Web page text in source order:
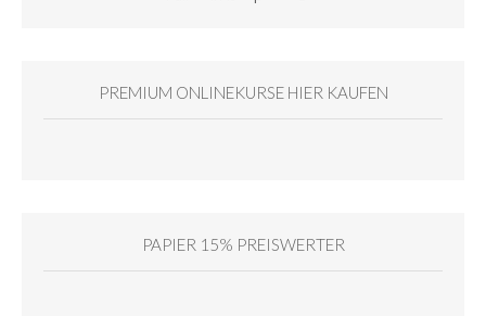
PREMIUM ONLINEKURSE HIER KAUFEN
PAPIER 15% PREISWERTER